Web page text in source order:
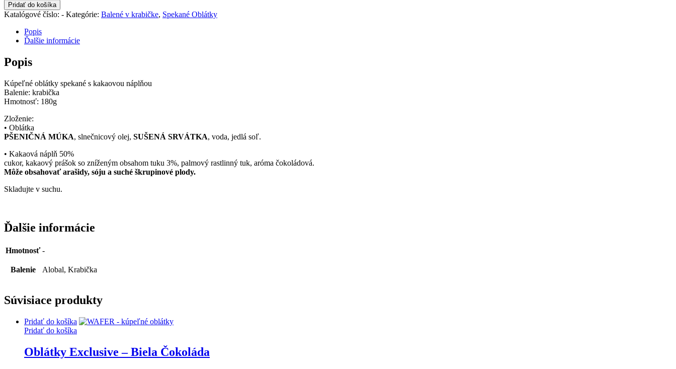
Pridať do košíka
Katalógové číslo: - Kategórie: Balené v krabičke, Spekané Oblátky
Popis
Ďalšie informácie
Popis
Kúpeľné oblátky spekané s kakaovou náplňou
Balenie: krabička
Hmotnosť: 180g
Zloženie:
• Oblátka
PŠENIČNÁ MÚKA, slnečnicový olej, SUŠENÁ SRVÁTKA, voda, jedlá soľ.
• Kakaová náplň 50%
cukor, kakaový prášok so zníženým obsahom tuku 3%, palmový rastlinný tuk, aróma čokoládová.
Môže obsahovať arašidy, sóju a suché škrupinové plody.
Skladujte v suchu.
Ďalšie informácie
Hmotnosť -
Balenie Alobal, Krabička
Súvisiace produkty
Pridať do košíka
Pridať do košíka
Oblátky Exclusive – Biela Čokoláda